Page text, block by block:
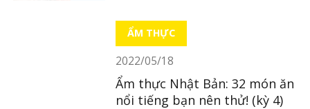
ẨM THỰC
2022/05/18
Ẩm thực Nhật Bản: 32 món ăn
nổi tiếng bạn nên thử! (kỳ 4)